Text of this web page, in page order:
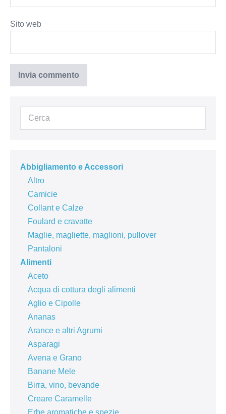
Sito web
Abbigliamento e Accessori
Altro
Camicie
Collant e Calze
Foulard e cravatte
Maglie, magliette, maglioni, pullover
Pantaloni
Alimenti
Aceto
Acqua di cottura degli alimenti
Aglio e Cipolle
Ananas
Arance e altri Agrumi
Asparagi
Avena e Grano
Banane Mele
Birra, vino, bevande
Creare Caramelle
Erbe aromatiche e spezie